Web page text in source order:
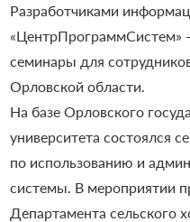
Разработчиками
семинары для
Орловской области.
На базе Орловского
университета состоялся
по использованию и
системы. В мероприятии
Департамента сельского